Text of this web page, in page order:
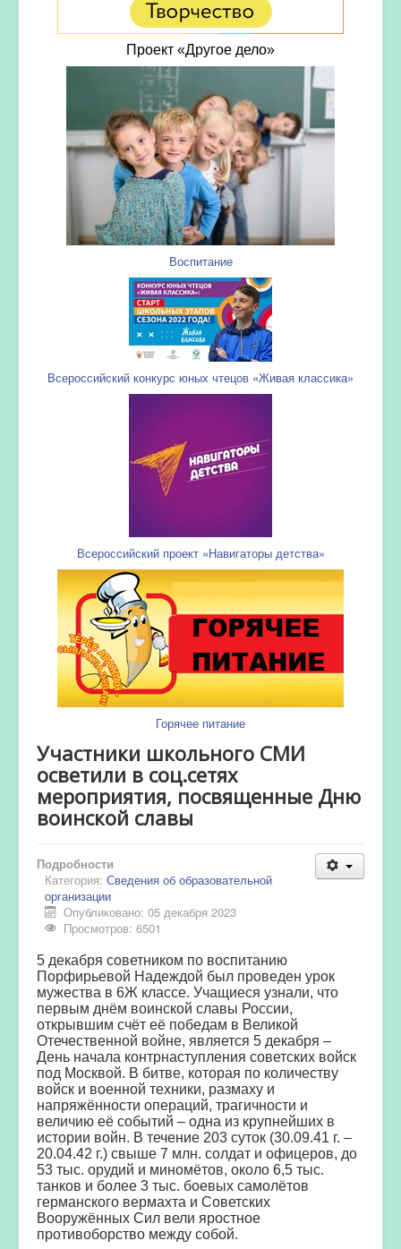
Проект «Другое дело»
Воспитание
Всероссийский конкурс юных чтецов «Живая классика»
Всероссийский проект «Навигаторы детства»
Горячее питание
Участники школьного СМИ
осветили в соц.сетях
мероприятия, посвященные Дню
воинской славы
Подробности
Категория: Сведения об образовательной
организации
Опубликовано: 05 декабря 2023
Просмотров: 6501
5 декабря советником по воспитанию
Порфирьевой Надеждой был проведен урок
мужества в 6Ж классе. Учащиеся узнали, что
первым днём воинской славы России,
открывшим счёт её победам в Великой
Отечественной войне, является 5 декабря –
День начала контрнаступления советских войск
под Москвой. В битве, которая по количеству
войск и военной техники, размаху и
напряжённости операций, трагичности и
величию её событий – одна из крупнейших в
истории войн. В течение 203 суток (30.09.41 г. –
20.04.42 г.) свыше 7 млн. солдат и офицеров, до
53 тыс. орудий и миномётов, около 6,5 тыс.
танков и более 3 тыс. боевых самолётов
германского вермахта и Советских
Вооружённых Сил вели яростное
противоборство между собой.